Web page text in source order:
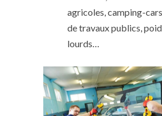
agricoles, camping-
de travaux publics,
lourds…